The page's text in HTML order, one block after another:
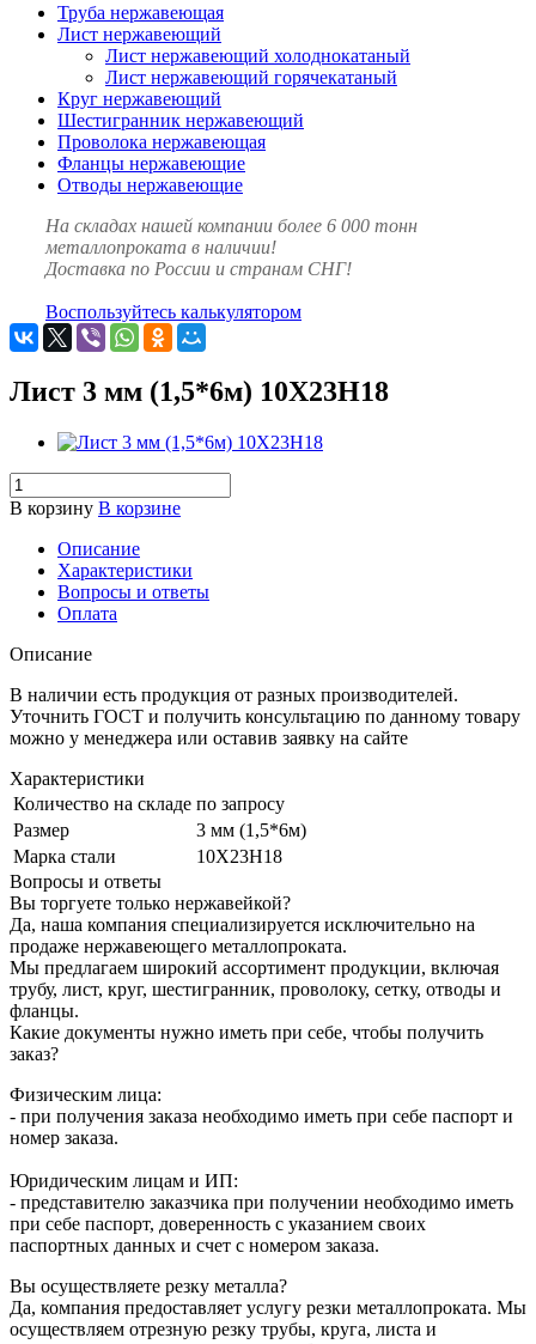
Труба нержавеющая
Лист нержавеющий
Лист нержавеющий холоднокатаный
Лист нержавеющий горячекатаный
Круг нержавеющий
Шестигранник нержавеющий
Проволока нержавеющая
Фланцы нержавеющие
Отводы нержавеющие
На складах нашей компании более 6 000 тонн
металлопроката в наличии!
Доставка по России и странам СНГ!
Воспользуйтесь калькулятором
Лист 3 мм (1,5*6м) 10Х23Н18
В корзину В корзине
Описание
Характеристики
Вопросы и ответы
Оплата
Описание
В наличии есть продукция от разных производителей.
Уточнить ГОСТ и получить консультацию по данному товару
можно у менеджера или оставив заявку на сайте
Характеристики
Количество на складе по запросу
Размер
3 мм (1,5*6м)
Марка стали
10Х23Н18
Вопросы и ответы
Вы торгуете только нержавейкой?
Да, наша компания специализируется исключительно на
продаже нержавеющего металлопроката.
Мы предлагаем широкий ассортимент продукции, включая
трубу, лист, круг, шестигранник, проволоку, сетку, отводы и
фланцы.
Какие документы нужно иметь при себе, чтобы получить
заказ?
Физическим лица:
- при получения заказа необходимо иметь при себе паспорт и
номер заказа.
Юридическим лицам и ИП:
- представителю заказчика при получении необходимо иметь
при себе паспорт, доверенность с указанием своих
паспортных данных и счет с номером заказа.
Вы осуществляете резку металла?
Да, компания предоставляет услугу резки металлопроката. Мы
осуществляем отрезную резку трубы, круга, листа и